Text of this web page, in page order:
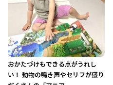
おかたづけもできる点がうれし
い！ 動物の鳴き声やセリフが盛り